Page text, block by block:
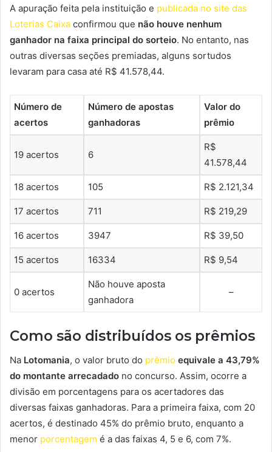
A apuração feita pela instituição e publicada no site das
Loterias Caixa confirmou que não houve nenhum
ganhador na faixa principal do sorteio. No entanto, nas
outras diversas seções premiadas, alguns sortudos
levaram para casa até R$ 41.578,44.
Número de
acertos
Número de apostas
ganhadoras
Valor do
prêmio
19 acertos 6
R$
41.578,44
18 acertos 105 R$ 2.121,34
17 acertos 711 R$ 219,29
16 acertos 3947 R$ 39,50
15 acertos 16334 R$ 9,54
0 acertos
Não houve aposta
ganhadora
–
Como são distribuídos os prêmios
Na Lotomania, o valor bruto do prêmio equivale a 43,79%
do montante arrecadado no concurso. Assim, ocorre a
divisão em porcentagens para os acertadores das
diversas faixas ganhadoras. Para a primeira faixa, com 20
acertos, é destinado 45% do prêmio bruto, enquanto a
menor porcentagem é a das faixas 4, 5 e 6, com 7%.